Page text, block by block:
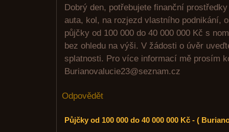
Dobrý den, potřebujete finanční
auta, kol, na rozjezd vlastního podnikání,
půjčky od 100 000 do 40 000 000 Kč s
bez ohledu na výši. V žádosti o úvěr
splatnosti. Pro více informací mě prosím
Burianovalucie23@seznam.cz
Odpovědět
Půjčky od 100 000 do 40 000 000 Kč - (